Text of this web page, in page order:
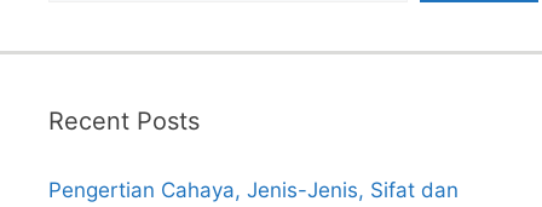
Recent Posts
Pengertian Cahaya, Jenis-Jenis, Sifat dan